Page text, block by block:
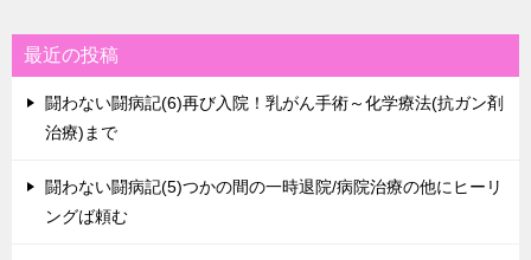
最近の投稿
闘わない闘病記(6)再び入院！乳がん手術～化学療法(抗ガン剤
治療)まで
闘わない闘病記(5)つかの間の一時退院/病院治療の他にヒーリ
ングば頼む